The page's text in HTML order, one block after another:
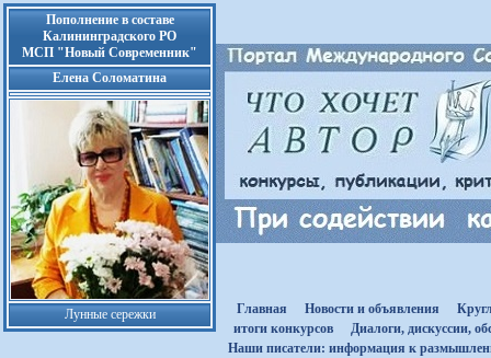
Пополнение в составе
Калининградского РО
МСП "Новый Современник"
Елена Соломатина
Лунные сережки Главная Новости и объявления
итоги конкурсов
Диалоги, дискуссии,
Наши писатели: информация к